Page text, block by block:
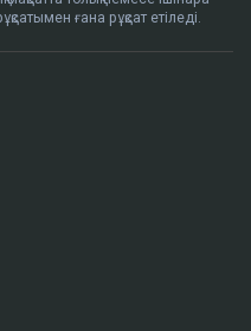
ғана рұқсат етіледі.